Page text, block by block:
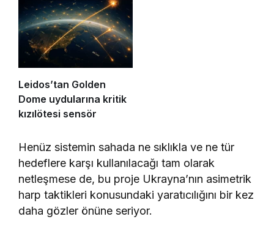
Leidos’tan Golden
Dome uydularına kritik
kızılötesi sensör
Henüz sistemin sahada ne sıklıkla ve ne tür
hedeflere karşı kullanılacağı tam olarak
netleşmese de, bu proje Ukrayna’nın asimetrik
harp taktikleri konusundaki yaratıcılığını bir kez
daha gözler önüne seriyor.